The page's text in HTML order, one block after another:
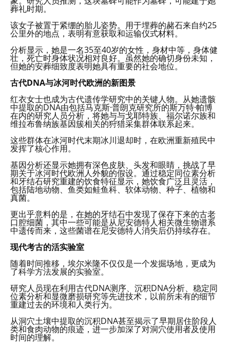
葬礼时期。
该女子被置于紧绷的胎儿姿势。用于埋葬的赭石来自约25
公里外的地点，表明有意获取和运输仪式材料。
分析显示，她是一名35至40岁的女性，身材中等，身体健
壮，死亡时身体状况相对良好。虽然她的确切身份未知，
但她的安葬细致度表明她具有重要的社会地位。
古代DNA与冰河时代欧洲的新图景
红衣女士也成为古代遗传学研究中的关键人物。从她遗骸
中提取的DNA由包括马克斯·普朗克研究所的斯万特·帕博
在内的研究人员分析，将她与与戈耶特族、福尔诺尔族和
维拉布鲁纳族基因簇相关的狩猎采集群体联系起来。
这些群体在冰河时代末期冰川退却时，在欧洲重新殖民中
发挥了核心作用。
基因分析还显示她拥有深色皮肤、头发和眼睛，挑战了早
期关于冰河时代欧洲人外貌的假设。通过稳定同位素分析
和牙结石研究重建的饮食特征显示，她饮食广泛且灵活，
包括陆地动物、鱼类如鲑鱼科、软体动物、种子、植物和
真菌。
更出乎意料的是，在她的牙结石中发现了保存下来的古老
口腔细菌，其中一些可能是从尼安德特人相关微生物谱系
中遗传而来，这些菌谱在尼安德特人消失后仍持续存在。
现代考古的活实验室
随着时间推移，埃尔米隆不仅仅是一个发掘场地，更成为
了科学方法发展的实验室。
研究人员现在利用古代DNA测序、沉积DNA分析、稳定同
位素分析和显微磨损研究等先进技术，以前所未有的细节
重建过去的环境和人类行为。
从洞穴土壤中提取的沉积DNA甚至揭示了早期居住阶段人
类和食肉动物的痕迹，进一步加深了对洞穴使用者及使用
时间的理解。